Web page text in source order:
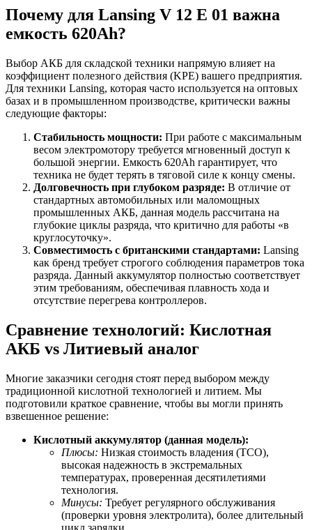
Почему для Lansing V 12 E 01 важна
емкость 620Ah?
Выбор АКБ для складской техники напрямую влияет на
коэффициент полезного действия (KPE) вашего предприятия.
Для техники Lansing, которая часто используется на оптовых
базах и в промышленном производстве, критически важны
следующие факторы:
Стабильность мощности: При работе с максимальным
весом электромотору требуется мгновенный доступ к
большой энергии. Емкость 620Ah гарантирует, что
техника не будет терять в тяговой силе к концу смены.
Долговечность при глубоком разряде: В отличие от
стандартных автомобильных или маломощных
промышленных АКБ, данная модель рассчитана на
глубокие циклы разряда, что критично для работы «в
круглосуточку».
Совместимость с британскими стандартами: Lansing
как бренд требует строгого соблюдения параметров тока
разряда. Данный аккумулятор полностью соответствует
этим требованиям, обеспечивая плавность хода и
отсутствие перегрева контроллеров.
Сравнение технологий: Кислотная
АКБ vs Литиевый аналог
Многие заказчики сегодня стоят перед выбором между
традиционной кислотной технологией и литием. Мы
подготовили краткое сравнение, чтобы вы могли принять
взвешенное решение:
Кислотный аккумулятор (данная модель):
Плюсы: Низкая стоимость владения (TCO),
высокая надежность в экстремальных
температурах, проверенная десятилетиями
технология.
Минусы: Требует регулярного обслуживания
(проверки уровня электролита), более длительный
цикл зарядки.